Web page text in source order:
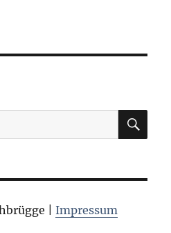
|Impressum